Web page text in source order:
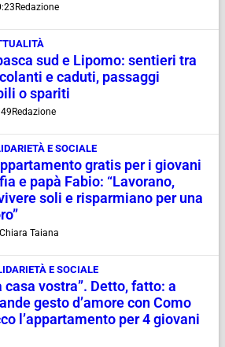
Redazione
sud e Lipomo: sentieri tra
e caduti, passaggi
o spariti
Redazione
E SOCIALE
gratis per i giovani
e papà Fabio: “Lavorano,
soli e risparmiano per una
Chiara Taiana
E SOCIALE
casa vostra”. Detto, fatto: a
gesto d’amore con Como
l’appartamento per 4 giovani